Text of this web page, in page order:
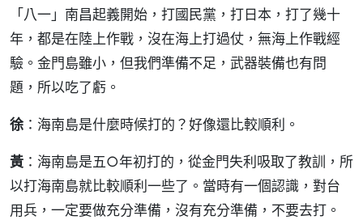
「八一」南昌起義開始，打國民黨，打日本，打了幾十
年，都是在陸上作戰，沒在海上打過仗，無海上作戰經
驗。金門島雖小，但我們準備不足，武器裝備也有問
題，所以吃了虧。
徐 ：海南島是什麼時候打的？好像還比較順利。
黃 ：海南島是五○年初打的，從金門失利吸取了教訓，所
以打海南島就比較順利一些了。當時有一個認識，對台
用兵，一定要做充分準備，沒有充分準備，不要去打。